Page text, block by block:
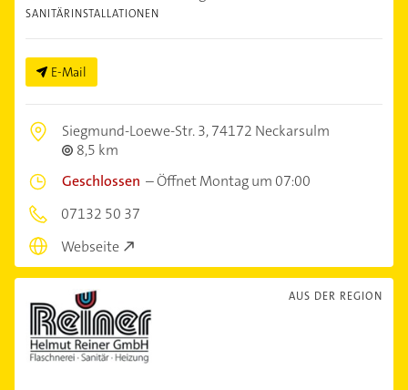
SANITÄRINSTALLATIONEN
E-Mail
Siegmund-Loewe-Str. 3,74172 Neckarsulm
8,5 km
Geschlossen –Öffnet Montag um 07:00
07132 50 37
Webseite
AUS DER REGION